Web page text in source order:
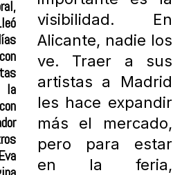
la
visibilidad. En
Alicante, nadie los
ve. Traer a sus
artistas a Madrid
les hace expandir
más el mercado,
pero para estar
en la feria,